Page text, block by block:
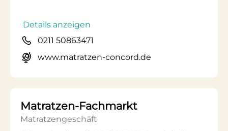
Details anzeigen
0211 50863471
www.matratzen-concord.de
Matratzen-Fachmarkt
Matratzengeschäft